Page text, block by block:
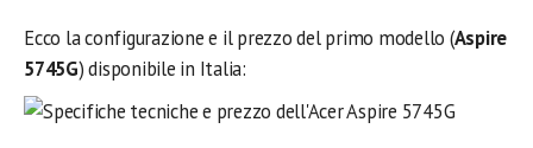
Ecco la configurazione e il prezzo del primo modello (Aspire
5745G) disponibile in Italia: